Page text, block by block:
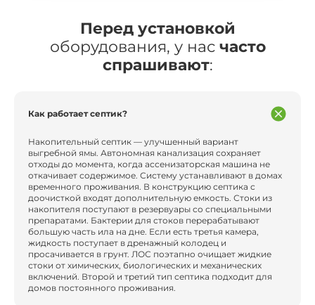
Перед установкой
оборудования, у нас часто
спрашивают:
Как работает септик?
Накопительный септик — улучшенный вариант
выгребной ямы. Автономная канализация сохраняет
отходы до момента, когда ассенизаторская машина не
откачивает содержимое. Систему устанавливают в домах
временного проживания. В конструкцию септика с
доочисткой входят дополнительную емкость. Стоки из
накопителя поступают в резервуары со специальными
препаратами. Бактерии для стоков перерабатывают
большую часть ила на дне. Если есть третья камера,
жидкость поступает в дренажный колодец и
просачивается в грунт. ЛОС поэтапно очищает жидкие
стоки от химических, биологических и механических
включений. Второй и третий тип септика подходит для
домов постоянного проживания.